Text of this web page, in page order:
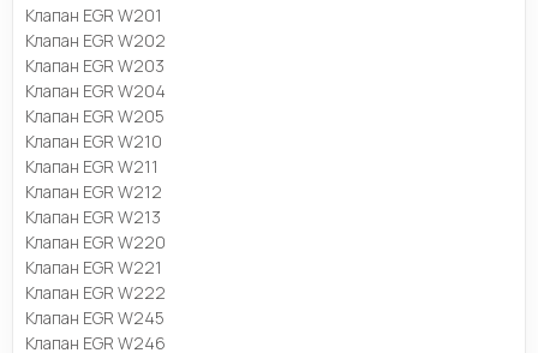
Клапан EGR W201
Клапан EGR W202
Клапан EGR W203
Клапан EGR W204
Клапан EGR W205
Клапан EGR W210
Клапан EGR W211
Клапан EGR W212
Клапан EGR W213
Клапан EGR W220
Клапан EGR W221
Клапан EGR W222
Клапан EGR W245
Клапан EGR W246